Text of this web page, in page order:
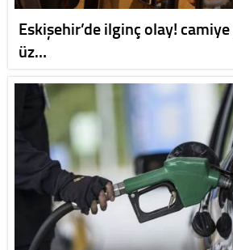
Eskişehir’de ilginç olay!
üz…